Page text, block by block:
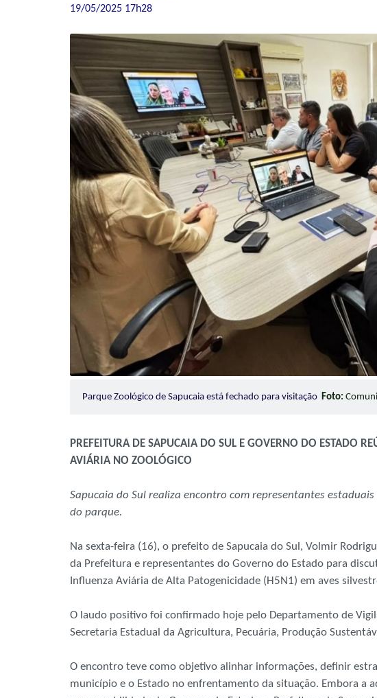
19/05/2025 17h28
Parque Zoológico de Sapucaia está fechado para visitação Foto:
PREFEITURA DE SAPUCAIA DO SUL E GOVERNO DO ESTADO
AVIÁRIA NO ZOOLÓGICO
Sapucaia do Sul realiza encontro com representantes
do parque.
Na sexta-feira (16), o prefeito de Sapucaia do Sul, Volmir
da Prefeitura e representantes do Governo do Estado para
Influenza Aviária de Alta Patogenicidade (H5N1) em aves
O laudo positivo foi confirmado hoje pelo Departamento de
Secretaria Estadual da Agricultura, Pecuária, Produção
O encontro teve como objetivo alinhar informações, definir
município e o Estado no enfrentamento da situação. Embora a